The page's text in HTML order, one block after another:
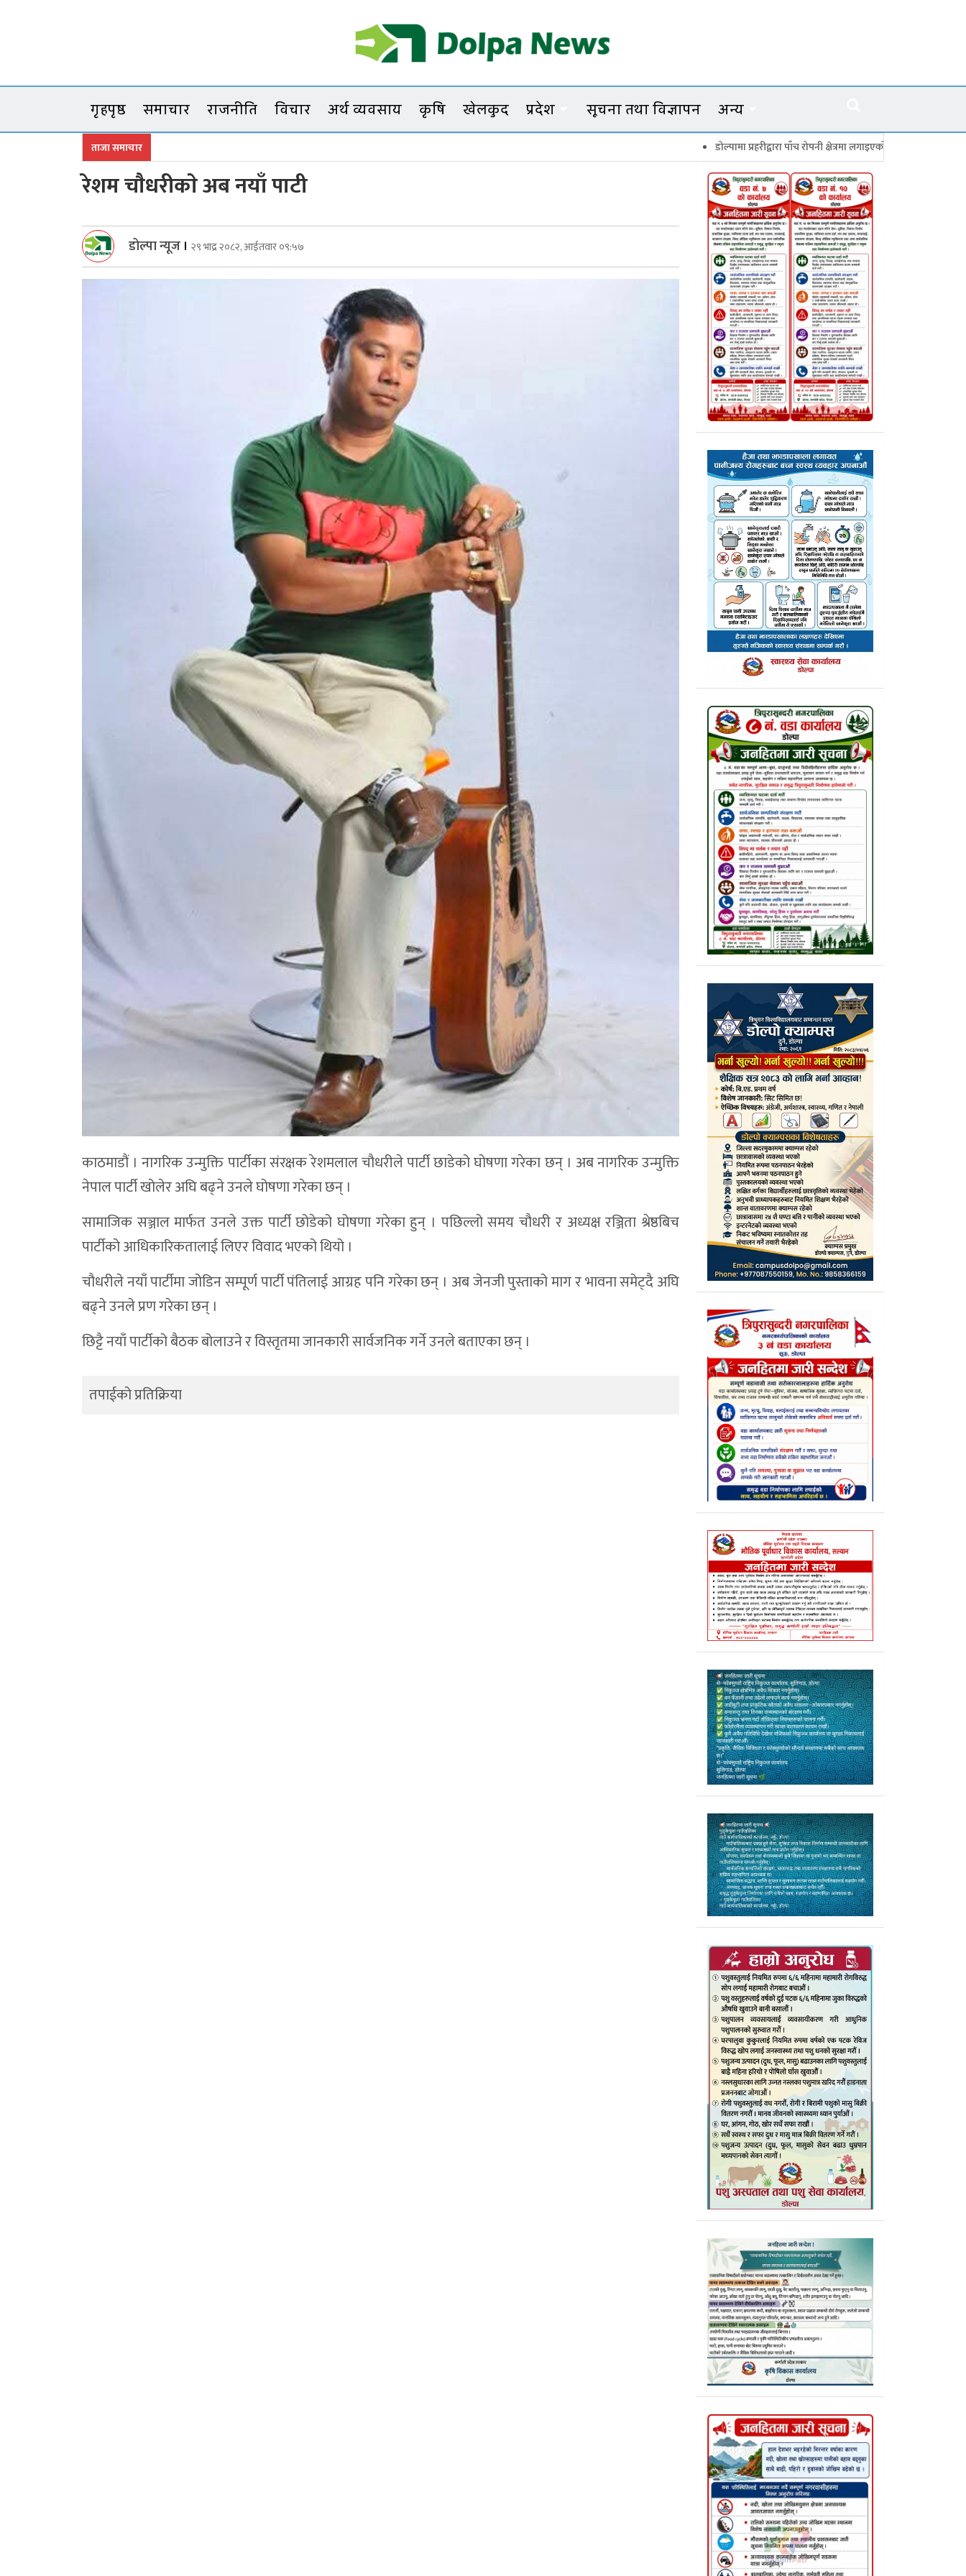
Dolpanews
गृहपृष्ठ समाचार राजनीति विचार अर्थ व्यवसाय कृषि खेलकुद प्रदेश सूचना तथा विज्ञापन अन्य
ताजा समाचार डोल्पामा प्रहरीद्वारा पाँच रोपनी क्षेत्रमा लगाइएको गाँजाका बोट नष्ट
रेशम चाैधरीकाे अब नयाँ पाटी
डोल्पा न्यूज । २९ भाद्र २०८२, आईतवार ०९:५७
काठमाडौं । नागरिक उन्मुक्ति पार्टीका संरक्षक रेशमलाल चौधरीले पार्टी छाडेको घोषणा गरेका छन् । अब नागरिक उन्मुक्ति
नेपाल पार्टी खोलेर अघि बढ्ने उनले घोषणा गरेका छन् ।
सामाजिक सञ्जाल मार्फत उनले उक्त पार्टी छोडेको घोषणा गरेका हुन् । पछिल्लो समय चौधरी र अध्यक्ष रञ्जिता श्रेष्ठबिच
पार्टीको आधिकारिकतालाई लिएर विवाद भएको थियो ।
चौधरीले नयाँ पार्टीमा जोडिन सम्पूर्ण पार्टी पंतिलाई आग्रह पनि गरेका छन् । अब जेनजी पुस्ताको माग र भावना समेट्दै अघि
बढ्ने उनले प्रण गरेका छन् ।
छिट्टै नयाँ पार्टीको बैठक बोलाउने र विस्तृतमा जानकारी सार्वजनिक गर्ने उनले बताएका छन् ।
तपाईको प्रतिक्रिया